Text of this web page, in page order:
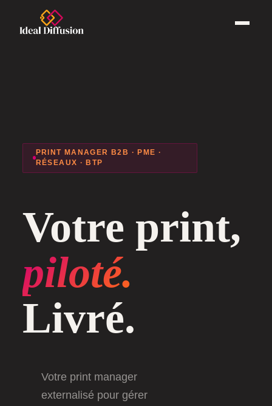
PRINT MANAGER B2B · PME ·
RÉSEAUX · BTP
Votre print,
piloté.
Livré.
Votre print manager
externalisé pour gérer